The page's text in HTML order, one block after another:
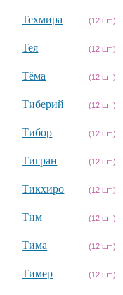
Техмира (12 шт.)
Тея (12 шт.)
Тёма (12 шт.)
Тиберий (12 шт.)
Тибор (12 шт.)
Тигран (12 шт.)
Тикхиро (12 шт.)
Тим (12 шт.)
Тима (12 шт.)
Тимер (12 шт.)